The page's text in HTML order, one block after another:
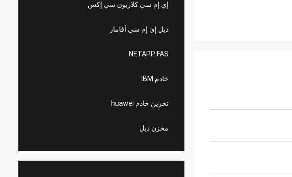
إي إم سي كلاريون سي إكس
ديل إي إم سي أفامار
NETAPP FAS
خادم IBM
تخزين خادم huawei
مخزن ديل